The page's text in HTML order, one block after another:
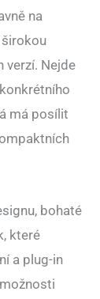
na
širokou
verzí. Nejde
má posílit
bohaté
které
a plug-in